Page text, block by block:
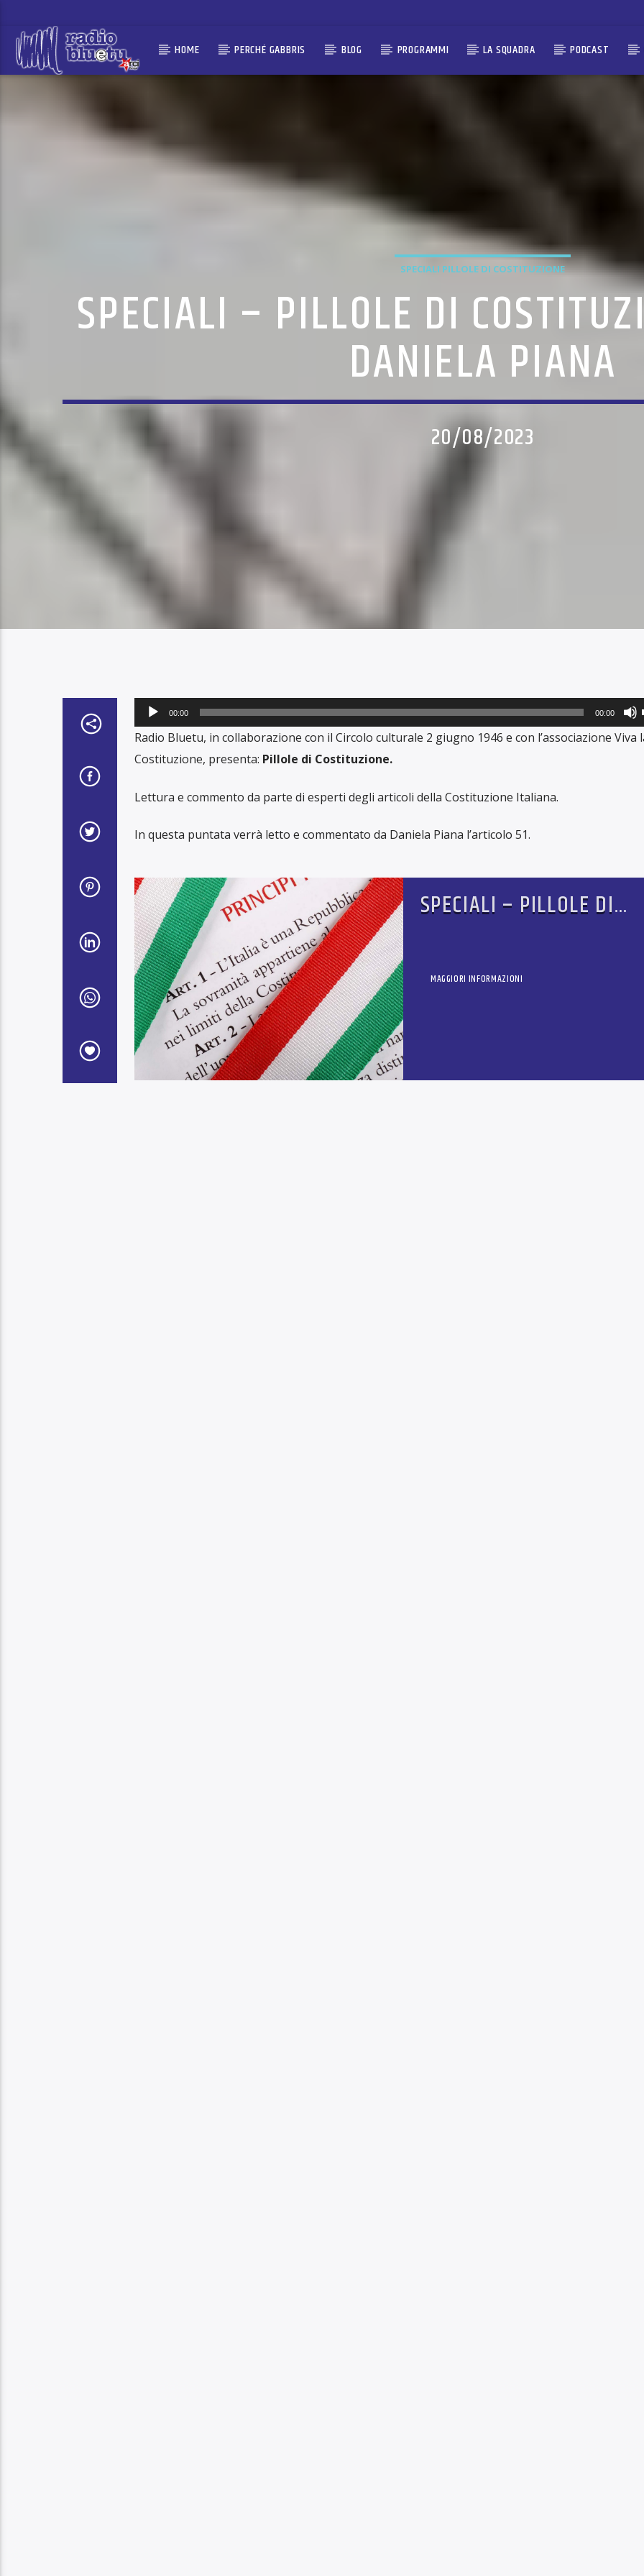
HOME PERCHÉ GABBRIS BLOG PROGRAMMI LA SQUADRA PODCAST
SPECIALI PILLOLE DI COSTITUZIONE
SPECIALI – PILLOLE DI
DANIELA PIANA
20/08/2023
Audio
Player
00:00 00:00
i
Radio Bluetu, in collaborazione con il Circolo culturale 2 giugno 1946 e con l’associazione Viva
Costituzione, presenta: Pillole di Costituzione.
Lettura e commento da parte di esperti degli articoli della Costituzione Italiana.
In questa puntata verrà letto e commentato da Daniela Piana l’articolo 51.
SPECIALI – PILLOLE DI
MAGGIORI INFORMAZIONI